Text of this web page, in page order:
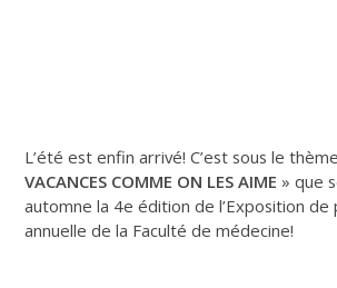
L’été est enfin arrivé! C’est sous le
VACANCES COMME ON LES AIME » que
automne la 4e édition de l’Exposition
annuelle de la Faculté de médecine!